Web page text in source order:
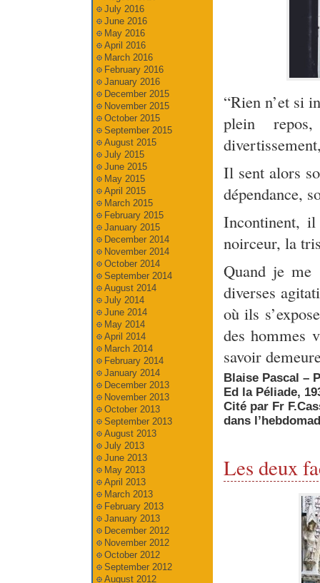
“Rien n’et si
plein
Il sent alors
dépendance,
Incontinent,
noirceur, la
Quand je me
diverses
où ils
des hommes
savoir
Blaise Pascal –
Ed la Péliade,
Cité par Fr
dans
Les deux
July 2016
June 2016
May 2016
April 2016
March 2016
February 2016
January 2016
December 2015
November 2015
October 2015
September 2015
August 2015
July 2015
June 2015
May 2015
April 2015
March 2015
February 2015
January 2015
December 2014
November 2014
October 2014
September 2014
August 2014
July 2014
June 2014
May 2014
April 2014
March 2014
February 2014
January 2014
December 2013
November 2013
October 2013
September 2013
August 2013
July 2013
June 2013
May 2013
April 2013
March 2013
February 2013
January 2013
December 2012
November 2012
October 2012
September 2012
August 2012